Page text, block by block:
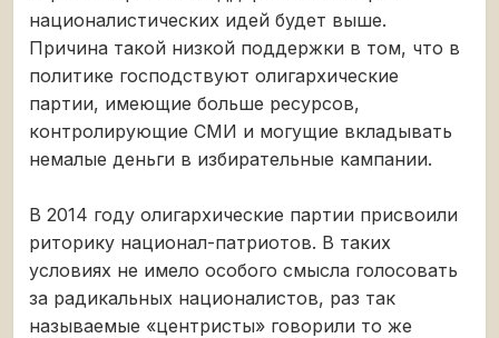
националистических идей будет выше.
Причина такой низкой поддержки в том, что в
политике господствуют олигархические
партии, имеющие больше ресурсов,
контролирующие СМИ и могущие вкладывать
немалые деньги в избирательные кампании.
В 2014 году олигархические партии присвоили
риторику национал-патриотов. В таких
условиях не имело особого смысла голосовать
за радикальных националистов, раз так
называемые «центристы» говорили то же